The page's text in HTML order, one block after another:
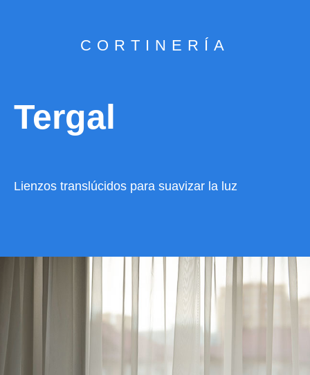
CORTINERÍA
Tergal
Lienzos translúcidos para suavizar la luz